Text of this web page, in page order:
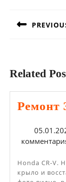
записям
Related
Ремонт
Honda CR-V. Необходимо отремонтировать заднее
крыло и